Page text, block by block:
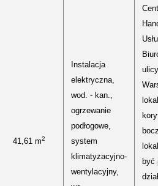
41,61 m2
Instalacja
elektryczna,
wod. - kan.,
ogrzewanie
podłogowe,
system
klimatyzacyjno-
wentylacyjny,
ulicy
być